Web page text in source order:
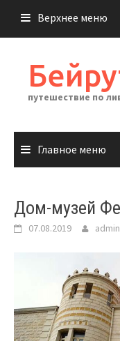
содержимому
Верхнее меню
путешествие по
Главное меню
Дом-музей
07.08.2019 admin